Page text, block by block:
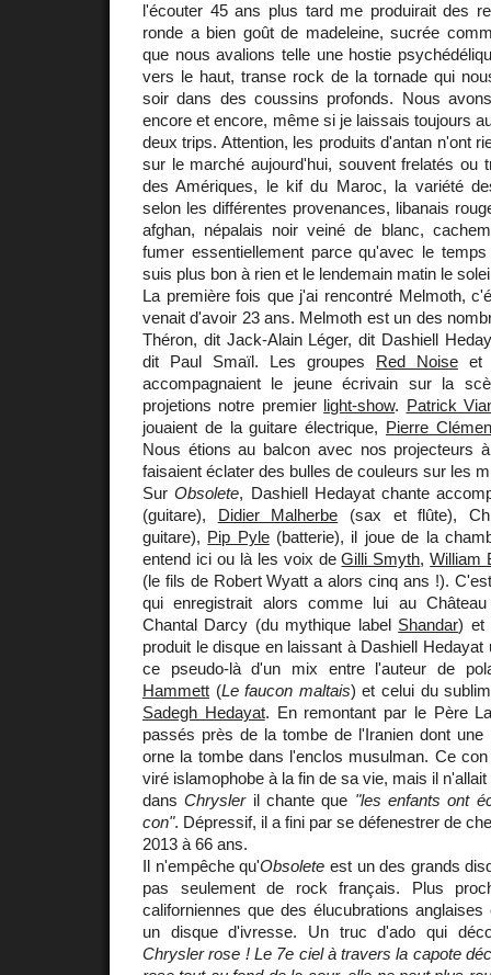
l'écouter 45 ans plus tard me produirait des
ronde a bien goût de madeleine, sucrée
que nous avalions telle une hostie
vers le haut, transe rock de la tornade qui
soir dans des coussins profonds. Nous
encore et encore, même si je laissais toujours
deux trips. Attention, les produits d'antan n'ont
sur le marché aujourd'hui, souvent frelatés ou
des Amériques, le kif du Maroc, la variété
selon les différentes provenances, libanais
afghan, népalais noir veiné de blanc,
fumer essentiellement parce qu'avec le
suis plus bon à rien et le lendemain matin le
La première fois que j'ai rencontré Melmoth,
venait d'avoir 23 ans. Melmoth est un des
Théron, dit Jack-Alain Léger, dit Dashiell
dit Paul Smaïl. Les groupes Red Noise et
accompagnaient le jeune écrivain sur la
projetions notre premier light-show. Patrick
jouaient de la guitare électrique, Pierre
Nous étions au balcon avec nos projecteurs
faisaient éclater des bulles de couleurs sur les
SurObsolete, Dashiell Hedayat chante
(guitare), Didier Malherbe (sax et flûte),
guitare), Pip Pyle(batterie), il joue de la
entend ici ou là les voix deGilli Smyth,William
(le fils de Robert Wyatt a alors cinq ans !).
qui enregistrait alors comme lui au
Chantal Darcy (du mythique label Shandar) et
produit le disque en laissant à Dashiell Hedayat
ce pseudo-là d'un mix entre l'auteur de
Hammett (Le faucon maltais) et celui du
Sadegh Hedayat. En remontant par le Père
passés près de la tombe de l'Iranien dont une
orne la tombe dans l'enclos musulman. Ce
viré islamophobe à la fin de sa vie, mais il
dansChrysleril chante que "les enfants ont
con". Dépressif, il a fini par se défenestrer de
2013 à 66 ans.
Il n'empêche qu'Obsolete est un des grands
pas seulement de rock français. Plus
californiennes que des élucubrations
un disque d'ivresse. Un truc d'ado qui
Chrysler rose ! Le 7e ciel à travers la capote